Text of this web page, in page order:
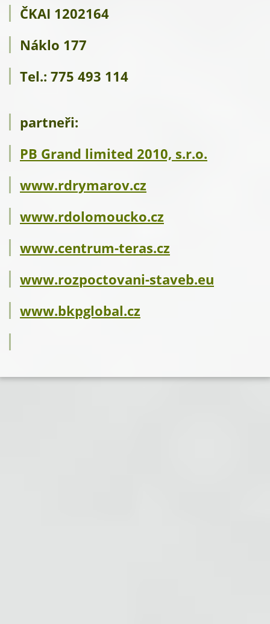
ČKAI 1202164
Náklo 177
Tel.: 775 493 114
partneři:
PB Grand limited 2010, s.r.o.
www.rdrymarov.cz
www.rdolomoucko.cz
www.centrum-teras.cz
www.rozpoctovani-staveb.eu
www.bkpglobal.cz